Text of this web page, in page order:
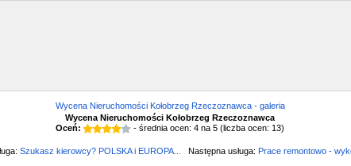
Wycena Nieruchomości Kołobrzeg Rzeczoznawca - galeria
Wycena Nieruchomości Kołobrzeg Rzeczoznawca
Oceń:
- średnia ocen: 4 na 5 (liczba ocen: 13)
Szukasz kierowcy? POLSKA i EUROPA... Następna usługa: Prace remontowo -